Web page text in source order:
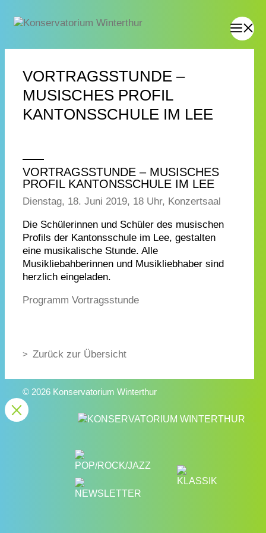
VORTRAGSSTUNDE –
MUSISCHES PROFIL
KANTONSSCHULE IM LEE
VORTRAGSSTUNDE – MUSISCHES
PROFIL KANTONSSCHULE IM LEE
Dienstag, 18. Juni 2019, 18 Uhr, Konzertsaal
Die Schülerinnen und Schüler des musischen
Profils der Kantonsschule im Lee, gestalten
eine musikalische Stunde. Alle
Musikliebahberinnen und Musikliebhaber sind
herzlich eingeladen.
Programm Vortragsstunde
Zurück zur Übersicht
© 2026 Konservatorium Winterthur